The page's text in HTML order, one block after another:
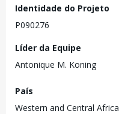
Identidade do Projeto
P090276
Líder da Equipe
Antonique M. Koning
País
Western and Central Africa